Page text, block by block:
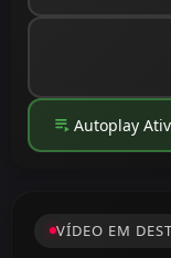
playlist_play Autoplay
VÍDEO EM